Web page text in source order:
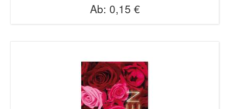
Ab: 0,15 €